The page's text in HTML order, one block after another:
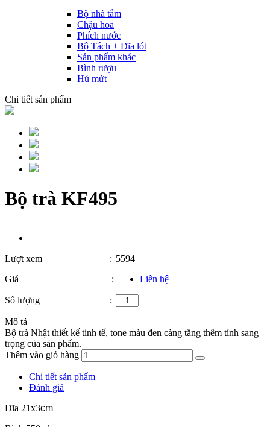
Bộ nhà tắm
Chậu hoa
Phích nước
Bộ Tách + Dĩa lót
Sản phẩm khác
Bình rượu
Hủ mứt
Chi tiết sản phẩm
Bộ trà KF495
Lượt xem : 5594
Giá
: Liên hệ
Số lượng :
Mô tả
Bộ trà Nhật thiết kế tinh tế, tone màu đen càng tăng thêm tính sang
trọng của sản phẩm.
Thêm vào giỏ hàng
Chi tiết sản phẩm
Đánh giá
Dĩa 21x3cm